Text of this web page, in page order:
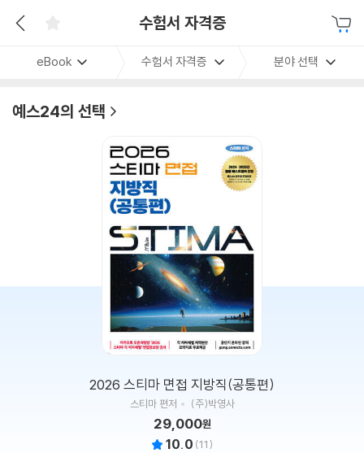
수험서 자격증
eBook 수험서 자격증 분야 선택
예스24의 선택
2026 스티마 면접 지방직(공통편)
스티마 편저 (주)박영사
29,000원
10.0 (11)